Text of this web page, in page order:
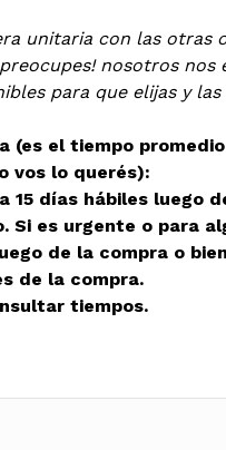
unitaria con las otras
nosotros nos
para que elijas y las
(es el tiempo
vos lo querés):
15 días hábiles luego
Si es urgente o para
de la compra o
de la compra.
tiempos.